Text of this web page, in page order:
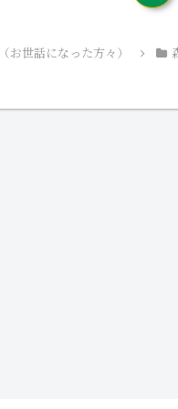
お世話になった方々）